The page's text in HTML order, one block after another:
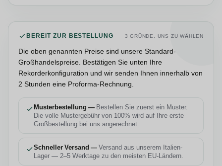
BEREIT ZUR BESTELLUNG 3 GRÜNDE, UNS ZU WÄHLEN
Die oben genannten Preise sind unsere Standard-
Großhandelspreise. Bestätigen Sie unten Ihre
Rekorderkonfiguration und wir senden Ihnen innerhalb von
2 Stunden eine Proforma-Rechnung.
Musterbestellung — Bestellen Sie zuerst ein Muster.
Die volle Mustergebühr von 100% wird auf Ihre erste
Großbestellung bei uns angerechnet.
Schneller Versand —Versand aus unserem Italien-
Lager — 2–5 Werktage zu den meisten EU-Ländern.